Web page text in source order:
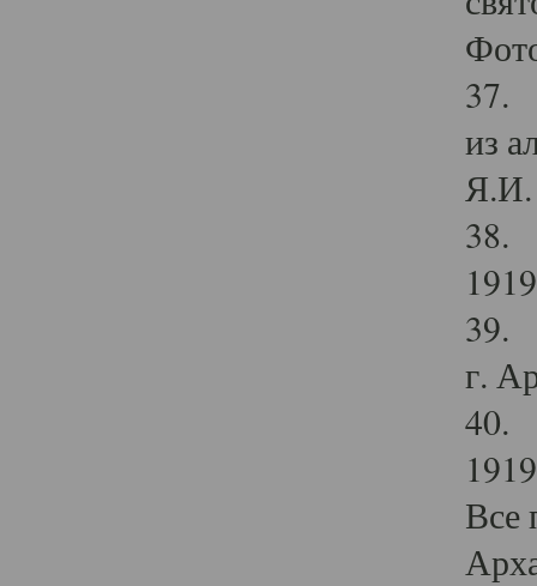
37.
из
Я.И.
38.
39.
г.
40.
Все